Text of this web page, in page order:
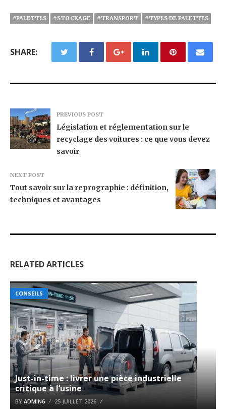
#PALETTES #STOCKAGE #TRANSPORT #TYPES DE PALETTES
SHARE:
PREVIOUS POST
Législation et réglementation sur le
recyclage des voitures : ce que vous devez
savoir
NEXT POST
Tout savoir sur la reprographie : définition,
techniques et avantages
RELATED ARTICLES
CONSEILS
Just-in-time : livrer une pièce industrielle
critique à l’usine
BY ADMIN6 25 JUILLET 2026